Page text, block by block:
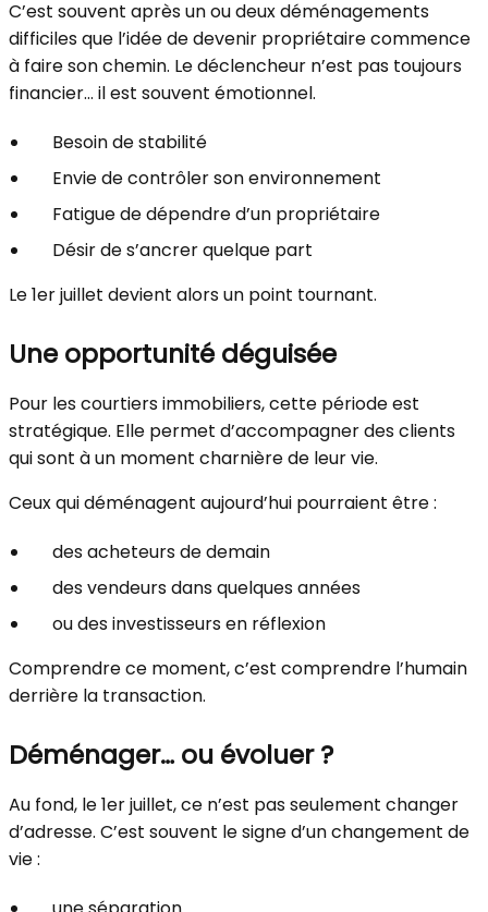
C’est souvent après un ou deux déménagements
difficiles que l’idée de devenir propriétaire commence
à faire son chemin. Le déclencheur n’est pas toujours
financier… il est souvent émotionnel.
Besoin de stabilité
Envie de contrôler son environnement
Fatigue de dépendre d’un propriétaire
Désir de s’ancrer quelque part
Le 1er juillet devient alors un point tournant.
Une opportunité déguisée
Pour les courtiers immobiliers, cette période est
stratégique. Elle permet d’accompagner des clients
qui sont à un moment charnière de leur vie.
Ceux qui déménagent aujourd’hui pourraient être :
des acheteurs de demain
des vendeurs dans quelques années
ou des investisseurs en réflexion
Comprendre ce moment, c’est comprendre l’humain
derrière la transaction.
Déménager… ou évoluer ?
Au fond, le 1er juillet, ce n’est pas seulement changer
d’adresse. C’est souvent le signe d’un changement de
vie :